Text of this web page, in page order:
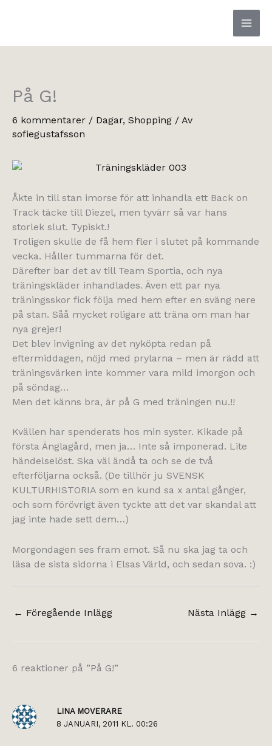
På G!
6 kommentarer / Dagar, Shopping / Av
sofiegustafsson
Åkte in till stan imorse för att inhandla ett Back on
Track täcke till Diezel, men tyvärr så var hans
storlek slut. Typiskt.!
Troligen skulle de få hem fler i slutet på kommande
vecka. Håller tummarna för det.
Därefter bar det av till Team Sportia, och nya
träningskläder inhandlades. Även ett par nya
träningsskor fick följa med hem efter en sväng nere
på stan. Såå mycket roligare att träna om man har
nya grejer!
Det blev invigning av det nyköpta redan på
eftermiddagen, nöjd med prylarna – men är rädd att
träningsvärken inte kommer vara mild imorgon och
på söndag…
Men det känns bra, är på G med träningen nu.!!
Kvällen har spenderats hos min syster. Kikade på
första Änglagård, men ja… Inte så imponerad. Lite
händelselöst. Ska väl ändå ta och se de två
efterföljarna också. (De tillhör ju SVENSK
KULTURHISTORIA som en kund sa x antal gånger,
och som förövrigt även tyckte att det var skandal att
jag inte hade sett dem…)
Morgondagen ses fram emot. Så nu ska jag ta och
läsa de sista sidorna i Elsas Värld, och sedan sova. :)
← Föregående Inlägg Nästa Inlägg →
6 reaktioner på ”På G!”
LINA MOVERARE
8 JANUARI, 2011 KL. 00:26